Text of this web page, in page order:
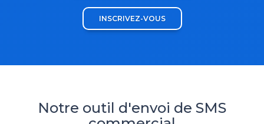
INSCRIVEZ-VOUS
Notre outil d'envoi de SMS